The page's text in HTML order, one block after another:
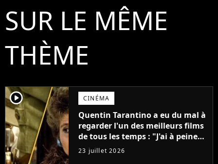
SUR LE MÊME
THÈME
player2 CINÉMA
Quentin Tarantino a eu du mal à
regarder l'un des meilleurs films
de tous les temps : "J'ai à peine
réussi à aller jusqu'au générique
de fin"
23 juillet 2026